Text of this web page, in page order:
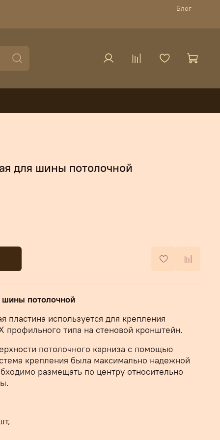
Блог
для шины потолочной
шины потолочной
пластина используется для крепления
профильного типа на стеновой кронштейн.
потолочного карниза с помощью
крепления была максимально надежной
размещать по центру относительно